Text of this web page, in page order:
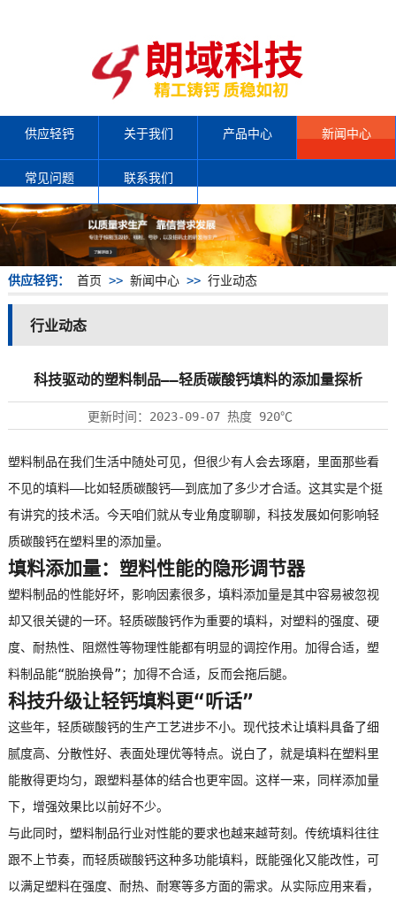
供应轻钙 关于我们 产品中心 新闻中心
常见问题 联系我们
供应轻钙： 首页 >> 新闻中心>> 行业动态
行业动态
科技驱动的塑料制品——轻质碳酸钙填料的添加量探析
更新时间： 2023-09-07热度 920℃
塑料制品在我们生活中随处可见，但很少有人会去琢磨，里面那些看
不见的填料——比如轻质碳酸钙——到底加了多少才合适。这其实是个挺
有讲究的技术活。今天咱们就从专业角度聊聊，科技发展如何影响轻
质碳酸钙在塑料里的添加量。
填料添加量：塑料性能的隐形调节器
塑料制品的性能好坏，影响因素很多，填料添加量是其中容易被忽视
却又很关键的一环。 轻质碳酸钙作为重要的填料，对塑料的强度、硬
度、耐热性、阻燃性等物理性能都有明显的调控作用。加得合适，塑
料制品能“脱胎换骨”；加得不合适，反而会拖后腿。
科技升级让轻钙填料更“听话”
这些年，轻质碳酸钙的生产工艺进步不小。现代技术让填料具备了细
腻度高、分散性好、表面处理优等特点。说白了，就是填料在塑料里
能散得更均匀，跟塑料基体的结合也更牢固。这样一来，同样添加量
下，增强效果比以前好不少。
与此同时，塑料制品行业对性能的要求也越来越苛刻。传统填料往往
跟不上节奏，而轻质碳酸钙这种多功能填料，既能强化又能改性，可
以满足塑料在强度、耐热、耐寒等多方面的需求。从实际应用来看，